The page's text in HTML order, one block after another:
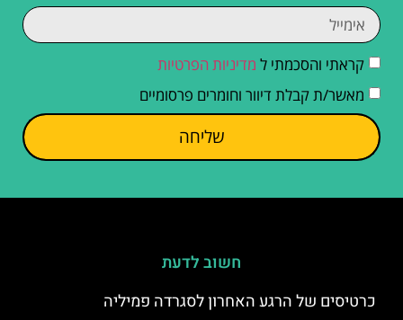
קראתי והסכמתי ל מדיניות הפרטיות
מאשר/ת קבלת דיוור וחומרים פרסומיים
שליחה
חשוב לדעת
כרטיסים של הרגע האחרון לסגרדה פמיליה